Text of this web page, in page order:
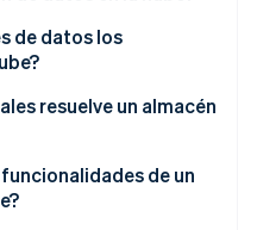
la infraestructura
de datos los
resuelve un almacén
de un